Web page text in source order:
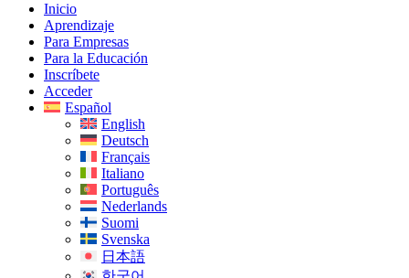
Inicio
Aprendizaje
Para Empresas
Para la Educación
Inscríbete
Acceder
Español
English
Deutsch
Français
Italiano
Português
Nederlands
Suomi
Svenska
日本語